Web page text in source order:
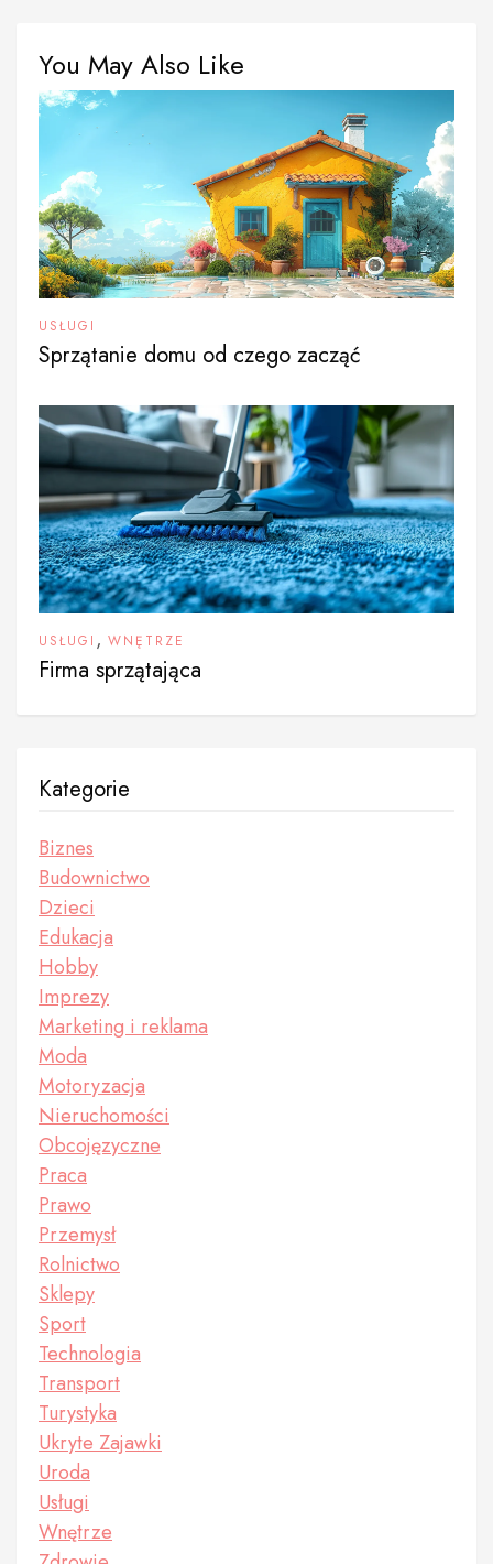
You May Also Like
USŁUGI
Sprzątanie domu od czego zacząć
USŁUGI , WNĘTRZE
Firma sprzątająca
Kategorie
Biznes
Budownictwo
Dzieci
Edukacja
Hobby
Imprezy
Marketing i reklama
Moda
Motoryzacja
Nieruchomości
Obcojęzyczne
Praca
Prawo
Przemysł
Rolnictwo
Sklepy
Sport
Technologia
Transport
Turystyka
Ukryte Zajawki
Uroda
Usługi
Wnętrze